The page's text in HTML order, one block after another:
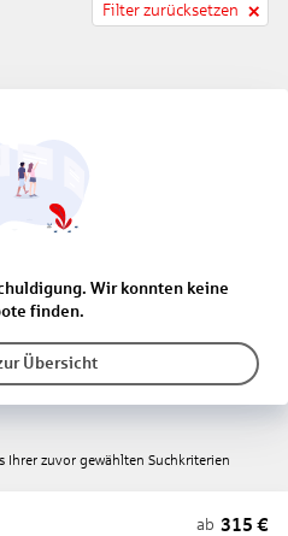
Filter zurücksetzen
Wir konnten keine
finden.
Übersicht
Ihrer zuvor gewählten Suchkriterien
ab 315 €